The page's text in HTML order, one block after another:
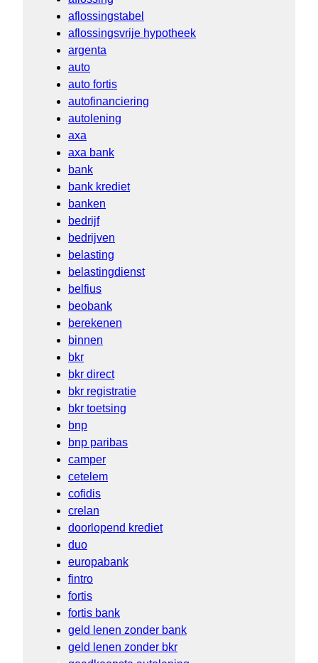
aflossingstabel
aflossingsvrije hypotheek
argenta
auto
auto fortis
autofinanciering
autolening
axa
axa bank
bank
bank krediet
banken
bedrijf
bedrijven
belasting
belastingdienst
belfius
beobank
berekenen
binnen
bkr
bkr direct
bkr registratie
bkr toetsing
bnp
bnp paribas
camper
cetelem
cofidis
crelan
doorlopend krediet
duo
europabank
fintro
fortis
fortis bank
geld lenen zonder bank
geld lenen zonder bkr